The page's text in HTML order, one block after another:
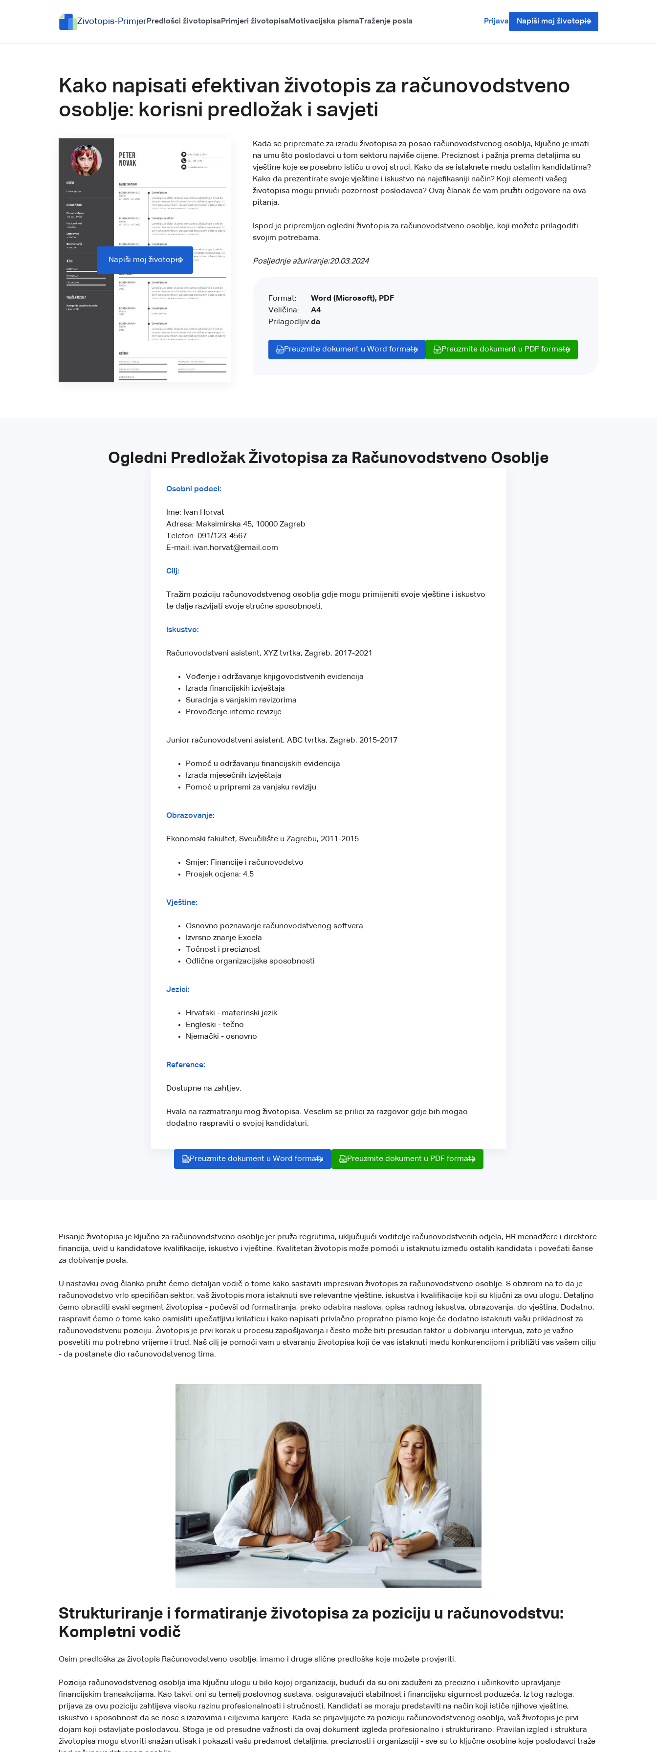
Zivotopis-PrimjerPredlošci životopisa Primjeri životopisa Motivacijska pismaTraženje posla Prijava Napiši moj životopis
Kako napisati efektivan životopis za računovodstveno
osoblje: korisni predložak i savjeti
Napiši moj životopis
Kada se pripremate za izradu životopisa za posao računovodstvenog osoblja, ključno je imati
na umu što poslodavci u tom sektoru najviše cijene. Preciznost i pažnja prema detaljima su
vještine koje se posebno ističu u ovoj struci. Kako da se istaknete među ostalim kandidatima?
Kako da prezentirate svoje vještine i iskustvo na najefikasniji način? Koji elementi vašeg
životopisa mogu privući pozornost poslodavca? Ovaj članak će vam pružiti odgovore na ova
pitanja.
Ispod je pripremljen ogledni životopis za računovodstveno osoblje, koji možete prilagoditi
svojim potrebama.
Posljednje ažuriranje:20.03.2024
Format:
Veličina:
Prilagodljiv:
Word (Microsoft), PDF
A4
da
Preuzmite dokument u Word formatu Preuzmite dokument u PDF formatu
Ogledni Predložak Životopisa za Računovodstveno Osoblje
Osobni podaci:
Ime: Ivan Horvat
Adresa: Maksimirska 45, 10000 Zagreb
Telefon: 091/123-4567
E-mail: ivan.horvat@email.com
Cilj:
Tražim poziciju računovodstvenog osoblja gdje mogu primijeniti svoje vještine i iskustvo
te dalje razvijati svoje stručne sposobnosti.
Iskustvo:
Računovodstveni asistent, XYZ tvrtka, Zagreb, 2017-2021
Vođenje i održavanje knjigovodstvenih evidencija
Izrada financijskih izvještaja
Suradnja s vanjskim revizorima
Provođenje interne revizije
Junior računovodstveni asistent, ABC tvrtka, Zagreb, 2015-2017
Pomoć u održavanju financijskih evidencija
Izrada mjesečnih izvještaja
Pomoć u pripremi za vanjsku reviziju
Obrazovanje:
Ekonomski fakultet, Sveučilište u Zagrebu, 2011-2015
Smjer: Financije i računovodstvo
Prosjek ocjena: 4.5
Vještine:
Osnovno poznavanje računovodstvenog softvera
Izvrsno znanje Excela
Točnost i preciznost
Odlične organizacijske sposobnosti
Jezici:
Hrvatski - materinski jezik
Engleski - tečno
Njemački - osnovno
Reference:
Dostupne na zahtjev.
Hvala na razmatranju mog životopisa. Veselim se prilici za razgovor gdje bih mogao
dodatno raspraviti o svojoj kandidaturi.
Preuzmite dokument u Word formatu Preuzmite dokument u PDF formatu
Pisanje životopisa je ključno za računovodstveno osoblje jer pruža regrutima, uključujući voditelje računovodstvenih odjela, HR menadžere i direktore
financija, uvid u kandidatove kvalifikacije, iskustvo i vještine. Kvalitetan životopis može pomoći u istaknutu između ostalih kandidata i povećati šanse
za dobivanje posla.
U nastavku ovog članka pružit ćemo detaljan vodič o tome kako sastaviti impresivan životopis za računovodstveno osoblje. S obzirom na to da je
računovodstvo vrlo specifičan sektor, vaš životopis mora istaknuti sve relevantne vještine, iskustva i kvalifikacije koji su ključni za ovu ulogu. Detaljno
ćemo obraditi svaki segment životopisa - počevši od formatiranja, preko odabira naslova, opisa radnog iskustva, obrazovanja, do vještina. Dodatno,
raspravit ćemo o tome kako osmisliti upečatljivu krilaticu i kako napisati privlačno propratno pismo koje će dodatno istaknuti vašu prikladnost za
računovodstvenu poziciju. Životopis je prvi korak u procesu zapošljavanja i često može biti presudan faktor u dobivanju intervjua, zato je važno
posvetiti mu potrebno vrijeme i trud. Naš cilj je pomoći vam u stvaranju životopisa koji će vas istaknuti među konkurencijom i približiti vas vašem cilju
- da postanete dio računovodstvenog tima.
Strukturiranje i formatiranje životopisa za poziciju u računovodstvu:
Kompletni vodič
Osim predloška za životopis Računovodstveno osoblje, imamo i druge slične predloške koje možete provjeriti.
Pozicija računovodstvenog osoblja ima ključnu ulogu u bilo kojoj organizaciji, budući da su oni zaduženi za precizno i učinkovito upravljanje
financijskim transakcijama. Kao takvi, oni su temelj poslovnog sustava, osiguravajući stabilnost i financijsku sigurnost poduzeća. Iz tog razloga,
prijava za ovu poziciju zahtijeva visoku razinu profesionalnosti i stručnosti. Kandidati se moraju predstaviti na način koji ističe njihove vještine,
iskustvo i sposobnost da se nose s izazovima i ciljevima karijere. Kada se prijavljujete za poziciju računovodstvenog osoblja, vaš životopis je prvi
dojam koji ostavljate poslodavcu. Stoga je od presudne važnosti da ovaj dokument izgleda profesionalno i strukturirano. Pravilan izgled i struktura
životopisa mogu stvoriti snažan utisak i pokazati vašu predanost detaljima, preciznosti i organizaciji - sve su to ključne osobine koje poslodavci traže